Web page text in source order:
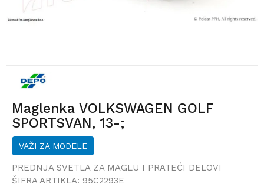
Maglenka VOLKSWAGEN GOLF
SPORTSVAN, 13-;
VAŽI ZA MODELE
PREDNJA SVETLA ZA MAGLU I PRATEĆI DELOVI
ŠIFRA ARTIKLA: 95C2293E